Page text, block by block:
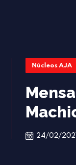
Núcleos AJA
24/02/2021